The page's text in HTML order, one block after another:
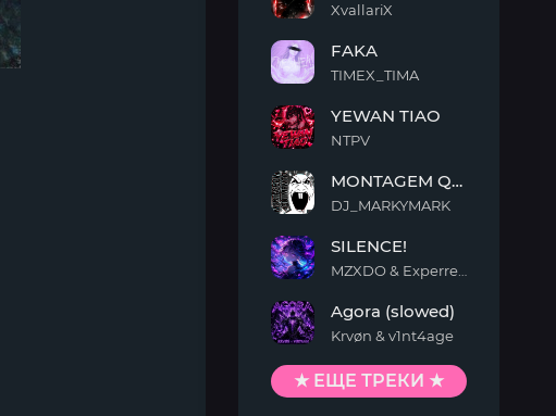
KILLTEKK
XvallariX
FAKA
TIMEX_TIMA
TIAO
YEWAN TIAO
NTPV
QUIMENTO
MONTAGEM QUIMENTO
DJ_MARKYMARK
SILENCE!
(slowed)
Agora (slowed)
Krvøn & v1nt4age
★ ЕЩЕ ТРЕКИ ★